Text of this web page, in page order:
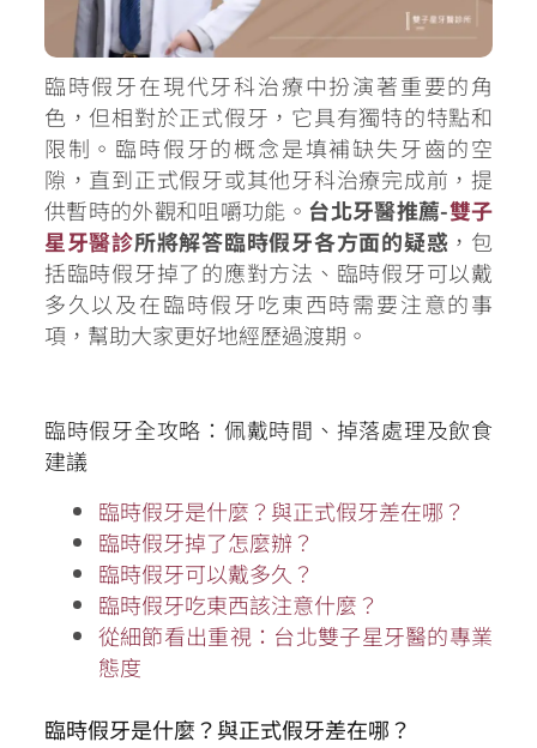
臨時假牙在現代牙科治療中扮演著重要的角
色，但相對於正式假牙，它具有獨特的特點和
限制。臨時假牙的概念是填補缺失牙齒的空
隙，直到正式假牙或其他牙科治療完成前，提
供暫時的外觀和咀嚼功能。 台北牙醫推薦-雙子
星牙醫診所將解答臨時假牙各方面的疑惑 ，包
括臨時假牙掉了的應對方法、臨時假牙可以戴
多久以及在臨時假牙吃東西時需要注意的事
項，幫助大家更好地經歷過渡期。
臨時假牙全攻略：佩戴時間、掉落處理及飲食
建議
臨時假牙是什麼？與正式假牙差在哪？
臨時假牙掉了怎麼辦？
臨時假牙可以戴多久？
臨時假牙吃東西該注意什麼？
從細節看出重視：台北雙子星牙醫的專業
態度
臨時假牙是什麼？與正式假牙差在哪？